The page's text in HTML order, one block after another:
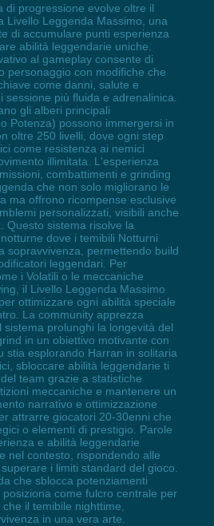
di progressione evolve oltre il
Livello Leggenda Massimo, una
di accumulare punti esperienza
abilità leggendarie uniche.
al gameplay consente di
personaggio con modifiche che
come danni, salute e
più fluida e adrenalinica.
gli alberi principali
Potenza) possono immergersi in
oltre 250 livelli, dove ogni step
come resistenza ai nemici
illimitata. L'esperienza
combattimenti e grinding
che non solo migliorano le
ma offrono ricompense esclusive
personalizzati, visibili anche
Questo sistema risolve la
dove i temibili Notturni
sopravvivenza, permettendo build
leggendari. Per
i Volatili o le meccaniche
il Livello Leggenda Massimo
ottimizzare ogni abilità speciale
La community apprezza
prolunghi la longevità del
in un obiettivo motivante con
stia esplorando Harran in solitaria
sbloccare abilità leggendarie ti
team grazie a statistiche
meccaniche e mantenere un
narrativo e ottimizzazione
attrarre giocatori 20-30enni che
o elementi di prestigio. Parole
e abilità leggendarie
nel contesto, rispondendo alle
i limiti standard del gioco.
che sblocca potenziamenti
come fulcro centrale per
il temibile nighttime,
in una vera arte.